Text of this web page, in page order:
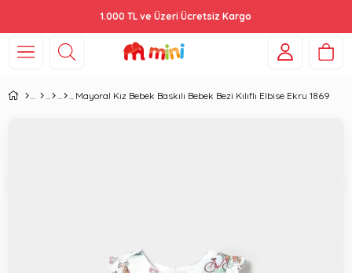
1.000 TL ve Üzeri Ücretsiz Kargo
Mayoral Kız Bebek Baskılı Bebek Bezi Kılıflı Elbise Ekru 1869